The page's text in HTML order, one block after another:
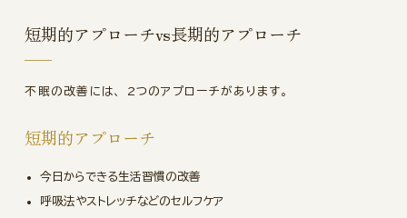
短期的アプローチvs長期的アプローチ
不眠の改善には、 2つのアプローチがあります。
短期的アプローチ
今日からできる生活習慣の改善
呼吸法やストレッチなどのセルフケア